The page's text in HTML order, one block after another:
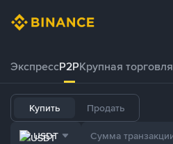
ЭкспрессP2PКрупная торговля
Купить Продать
USDT